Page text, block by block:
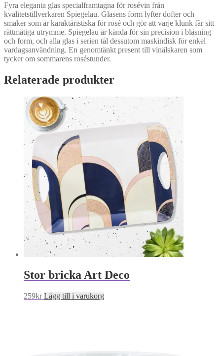
Fyra eleganta glas specialframtagna för rosévin från
kvalitetstillverkaren Spiegelau. Glasens form lyfter dofter och
smaker som är karaktäristiska för rosé och gör att varje klunk får sitt
rättmätiga utrymme. Spiegelau är kända för sin precision i blåsning
och form, och alla glas i serien tål dessutom maskindisk för enkel
vardagsanvändning. En genomtänkt present till vinälskaren som
tycker om sommarens roséstunder.
Relaterade produkter
Stor bricka Art Deco
259kr Lägg till i varukorg